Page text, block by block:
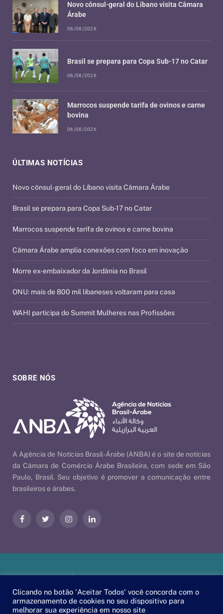
SOBRE NÓS
A Agência de Notícias Brasil-Árabe (ANBA) é o site de notícias
da Câmara de Comércio Árabe Brasileira, com sede em São
Paulo, Brasil. Seu objetivo é promover a comunicação entre
brasileiros e árabes.
FacebookTwitter InstagramLinkedIn
ÚLTIMAS NOTÍCIAS
Novo cônsul-geral do Líbano visita Câmara Árabe
Brasil se prepara para Copa Sub-17 no Catar
Marrocos suspende tarifa de ovinos e carne bovina
Câmara Árabe amplia conexões com foco em inovação
Morre ex-embaixador da Jordânia no Brasil
ONU: mais de 800 mil libaneses voltaram para casa
WAHI participa do Summit Mulheres nas Profissões
Novo cônsul-geral do Líbano visita Câmara
Árabe
06/08/2026
Brasil se prepara para Copa Sub-17 no Catar
06/08/2026
Marrocos suspende tarifa de ovinos e carne
bovina
06/08/2026
Árabe | By
EscaEsco
Clicando no botão 'Aceitar Todos' você concorda com o
armazenamento de cookies no seu dispositivo para
melhorar sua experiência em nosso site